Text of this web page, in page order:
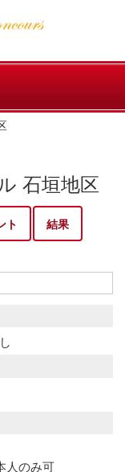
石垣地区
ト 結果
人のみ可